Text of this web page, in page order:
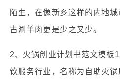
陌生，在像新乡这样的内地
古涮羊肉更是少之又少。
2、火锅创业计划书范文模板
饮服务行业，名称为自助火锅